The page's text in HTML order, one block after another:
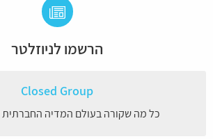
הרשמו לניוזלטר
Closed Group
כל מה שקורה בעולם המדיה החברתית